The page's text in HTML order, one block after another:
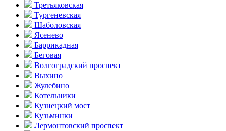
Третьяковская
Тургеневская
Шаболовская
Ясенево
Баррикадная
Беговая
Волгоградский проспект
Выхино
Жулебино
Котельники
Кузнецкий мост
Кузьминки
Лермонтовский проспект